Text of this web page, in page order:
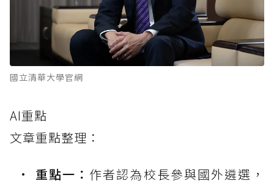
國立清華大學官網
AI重點
文章重點整理：
重點一： 作者認為校長參與國外遴選，